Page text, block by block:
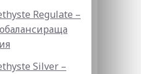
Regulate –
Silver –